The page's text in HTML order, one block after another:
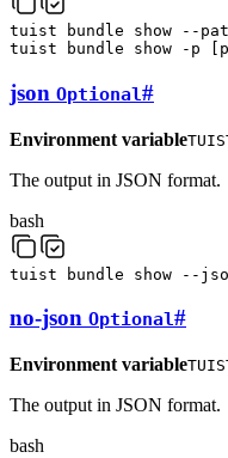
tuist bundle show --
tuist
bundle show -p
json Optional#
Environment variable
The output in JSON format.
bash
tuist bundle show --
no-json Optional#
Environment variable
The output in JSON format.
bash